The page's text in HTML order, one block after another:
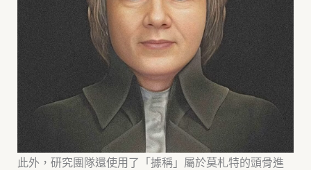
此外，研究團隊還使用了「據稱」屬於莫札特的頭骨進